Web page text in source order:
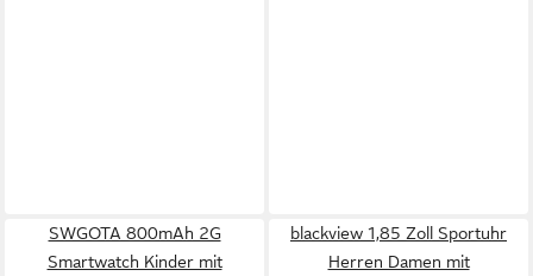
SWGOTA 800mAh 2G
Smartwatch Kinder mit
blackview 1,85 Zoll Sportuhr
Herren Damen mit